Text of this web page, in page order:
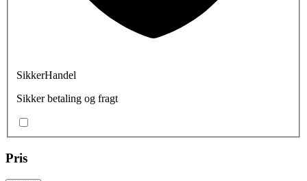
SikkerHandel
Sikker betaling og fragt
Pris